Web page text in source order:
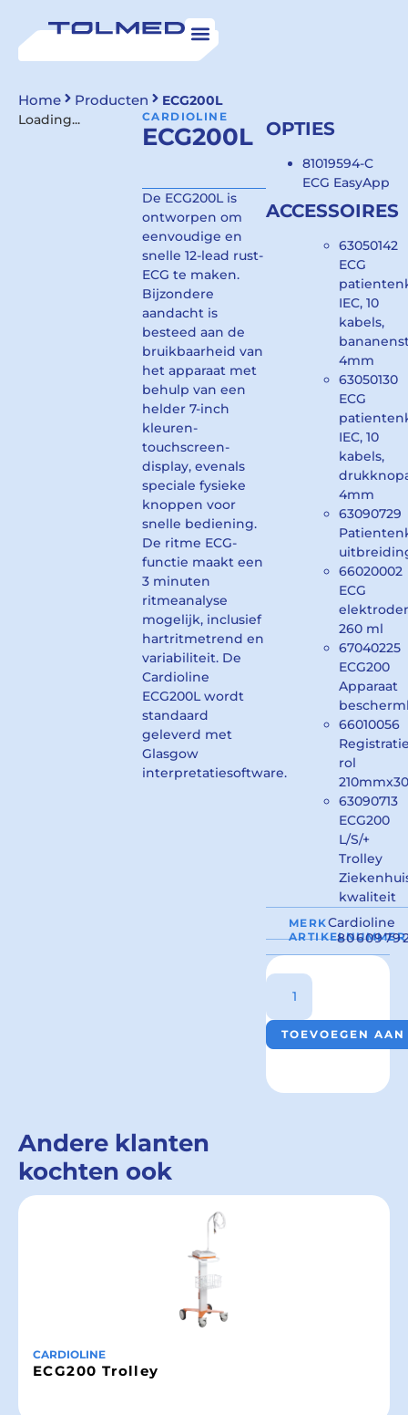
Home Producten
ECG200L
Loading...
CARDIOLINE
ECG200L
De ECG200L is
ontworpen om
eenvoudige en
snelle 12-lead rust-
ECG te maken.
Bijzondere
aandacht is
besteed aan de
bruikbaarheid van
het apparaat met
behulp van een
helder 7-inch
kleuren-
touchscreen-
display, evenals
speciale fysieke
knoppen voor
snelle bediening.
De ritme ECG-
functie maakt een
3 minuten
ritmeanalyse
mogelijk, inclusief
hartritmetrend en
variabiliteit. De
Cardioline
ECG200L wordt
standaard
geleverd met
Glasgow
interpretatiesoftware.
OPTIES
81019594-C
ECG EasyApp
ACCESSOIRES
63050142
ECG
IEC, 10
kabels,
4mm
63050130
ECG
IEC, 10
kabels,
4mm
63090729
66020002
ECG
260 ml
67040225
ECG200
Apparaat
66010056
rol
63090713
ECG200
L/S/+
Trolley
kwaliteit
MERKCardioline
ARTIKELNUMMER
TOEVOEGEN
Andere klanten
kochten ook
CARDIOLINE
ECG200 Trolley